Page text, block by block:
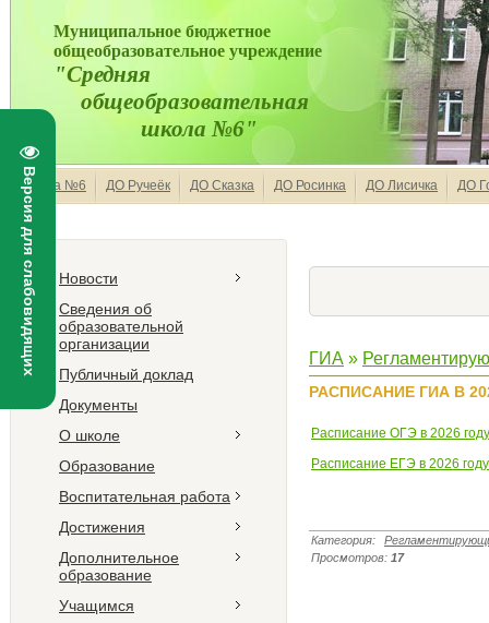
Версия для слабовидящих
Муниципальное бюджетное
общеобразовательное учреждение
"Средняя
общеобразовательная
школа №6"
Школа №6 ДО Ручеёк ДО Сказка ДО Росинка ДО Лисичка ДО
Новости
Сведения об
образовательной
организации
Публичный доклад
Документы
О школе
Образование
Воспитательная работа
Достижения
Дополнительное
образование
Учащимся
ГИА »
РАСПИСАНИЕ ГИА В
Расписание ОГЭ в 2026 году
Расписание ЕГЭ в 2026 году
Категория:
Просмотров: 17